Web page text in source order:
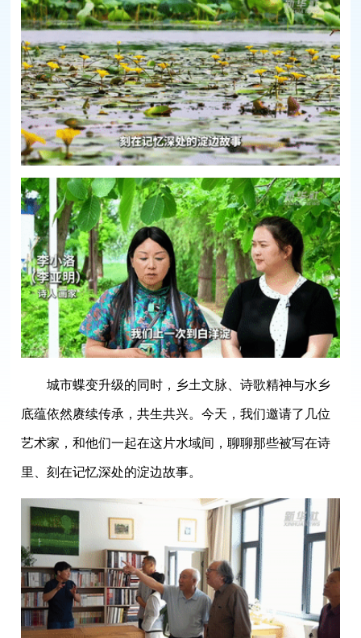
城市蝶变升级的同时，乡土文脉、诗歌精神与水乡
底蕴依然赓续传承，共生共兴。今天，我们邀请了几位
艺术家，和他们一起在这片水域间，聊聊那些被写在诗
里、刻在记忆深处的淀边故事。